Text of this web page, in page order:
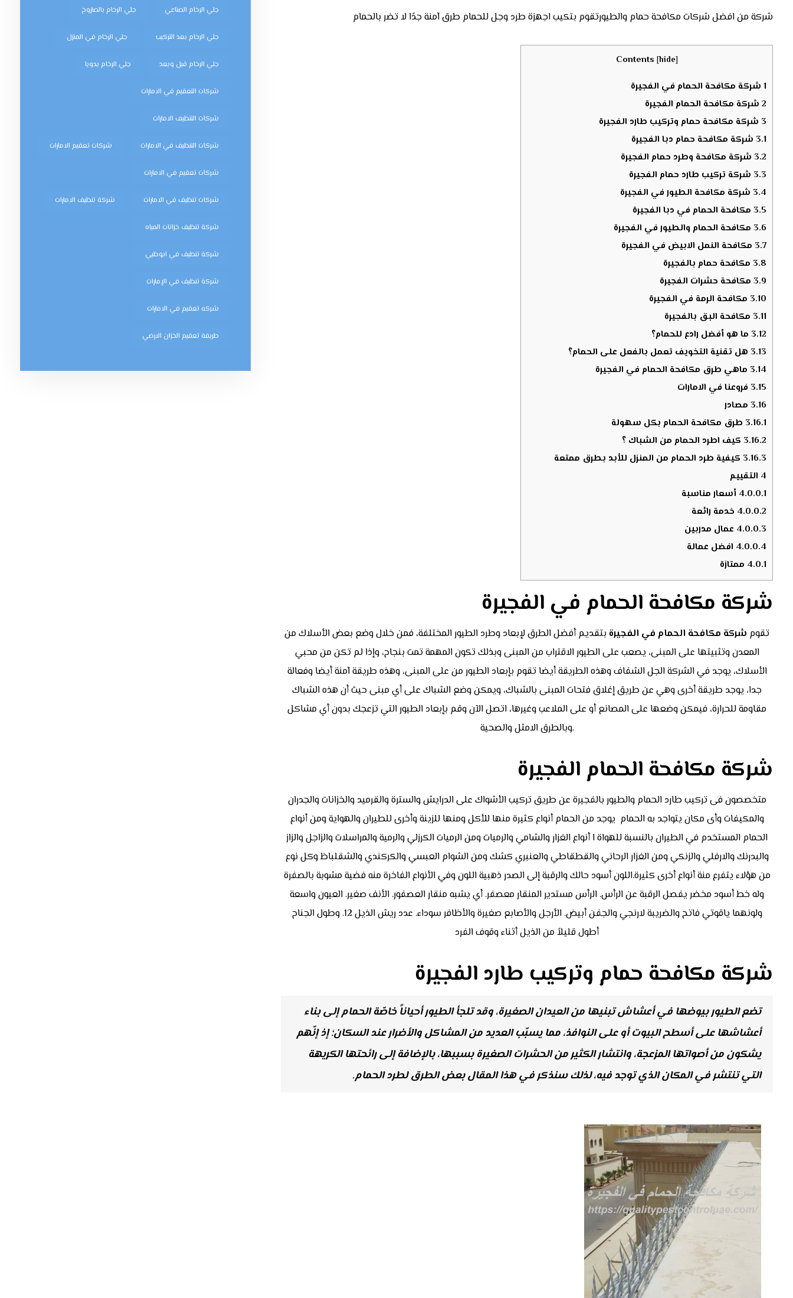
شركة من افضل شركات مكافحة حمام والطيورتقوم بتكيب اجهزة طرد وجل للحمام طرق آمنة جدًا لا تضر بالحمام
Contents [hide]
1شركة مكافحة الحمام في الفجيرة
2شركة مكافحة الحمام الفجيرة
3شركة مكافحة حمام وتركيب طارد الفجيرة
3.1شركة مكافحة حمام دبا الفجيرة
3.2شركة مكافحة وطرد حمام الفجيرة
3.3شركة تركيب طارد حمام الفجيرة
3.4شركة مكافحة الطيور في الفجيرة
3.5مكافحة الحمام في دبا الفجيرة
3.6مكافحة الحمام والطيور في الفجيرة
3.7مكافحة النمل الابيض في الفجيرة
3.8مكافحة حمام بالفجيرة
3.9مكافحة حشرات الفجيرة
3.10مكافحة الرمة في الفجيرة
3.11مكافحة البق بالفجيرة
3.12ما هو أفضل رادع للحمام؟
3.13هل تقنية التخويف تعمل بالفعل على الحمام؟
3.14ماهي طرق مكافحة الحمام في الفجيرة
3.15فروعنا في الامارات
3.16مصادر
3.16.1طرق مكافحة الحمام بكل سهولة
3.16.2كيف اطرد الحمام من الشباك ؟
3.16.3كيفية طرد الحمام من المنزل للأبد بطرق ممتعة
4 التقييم
4.0.0.1 أسعار مناسبة
4.0.0.2 خدمة رائعة
4.0.0.3 عمال مدربين
4.0.0.4 افضل عمالة
4.0.1 ممتازة
شركة مكافحة الحمام في الفجيرة
تقوم شركة مكافحة الحمام في الفجيرة بتقديم أفضل الطرق لإبعاد وطرد الطيور المختلفة، فمن خلال وضع بعض الأسلاك من
المعدن وتثبيتها على المبنى، يصعب على الطيور الاقتراب من المبنى وبذلك تكون المهمة تمت بنجاح، وإذا لم تكن من محبي
الأسلاك، يوجد في الشركة الجل الشفاف وهذه الطريقة أيضا تقوم بإبعاد الطيور من على المبنى، وهذه طريقة آمنة أيضا وفعالة
جدا، يوجد طريقة أخرى وهي عن طريق إغلاق فتحات المبنى بالشباك، ويمكن وضع الشباك على أي مبنى حيث أن هذه الشباك
مقاومة للحرارة، فيمكن وضعها على المصانع أو على الملاعب وغيرها، اتصل الآن وقم بإبعاد الطيور التي تزعجك بدون أي مشاكل
وبالطرق الامثل والصحية.
شركة مكافحة الحمام الفجيرة
متخصصون فى تركيب طارد الحمام والطيور بالفجيرة عن طريق تركيب الأشواك على الدرايش والسترة والقرميد والخزانات والجدران
والمكيفات وأى مكان يتواجد به الحمام يوجد من الحمام أنواع كثيرة منها للأكل ومنها للزينة وأخرى للطيران والهواية ومن أنواع
الحمام المستخدم في الطيران بالنسبة للهواة ا أنواع الغزار والشامي والرميات ومن الرميات الكرزلي والرمية والمراسلات والزاجل والزاز
والبدرنك والارفلي والزنكي ومن الغزار الرحاني والقطقاطي والعنبري كشك ومن الشوام العبسي والكركندي والشقلباظ وكل نوع
من هؤلاء يتفرع منة أنواع أخرى كثيرة.اللون أسود حالك والرقبة إلى الصدر ذهبية اللون وفي الأنواع الفاخرة منه فضية مشوبة بالصفرة
وله خط أسود مخضر يفصل الرقبة عن الرأس. الرأس مستدير المنقار معصفر. أي يشبه منقار العصفور. الأنف صغير. العيون واسعة
ولونهما ياقوتي فاتح والضريبة لارنجي والجفن أبيض. الأرجل والأصابع صغيرة والأظافر سوداء. عدد ريش الذيل 12. وطول الجناح
أطول قليلاً من الذيل أثناء وقوف الفرد
شركة مكافحة حمام وتركيب طارد الفجيرة
تضع الطيور بيوضها في أعشاش تبنيها من العيدان الصغيرة، وقد تلجأ الطيور أحياناً خاصّة الحمام إلى بناء
أعشاشها على أسطح البيوت أو على النوافذ، مما يسبّب العديد من المشاكل والأضرار عند السكان؛ إذ إنّهم
يشكون من أصواتها المزعجة، وانتشار الكثير من الحشرات الصغيرة بسببها، بالإضافة إلى رائحتها الكريهة
التي تنتشر في المكان الذي توجد فيه، لذلك سنذكر في هذا المقال بعض الطرق لطرد الحمام.
جلي الرخام الصناعي جلي الرخام بالصاروخ
جلي الرخام بعد التركيب جلي الرخام في المنزل
جلي الرخام قبل وبعد جلي الرخام يدويا
شركات التعقيم في الامارات
شركات التنظيف الامارات
شركات التنظيف في الامارات شركات تعقيم الامارات
شركات تعقيم في الامارات
شركات تنظيف في الامارات شركة تنظيف الامارات
شركة تنظيف خزانات المياه
شركة تنظيف في ابوظبي
شركة تنظيف في الإمارات
شركه تعقيم في الامارات
طريقة تعقيم الخزان الارضي